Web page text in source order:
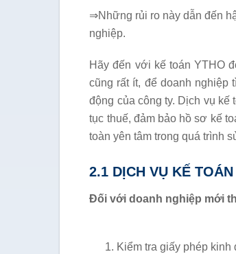
⇒Những rủi ro này dẫn đến
nghiệp.
Hãy đến với kế toán YTHO
cũng rất ít, để doanh nghiệp
động của công ty. Dịch vụ
tục thuế, đảm bảo hồ sơ kế
toàn yên tâm trong quá trình
2.1 DỊCH VỤ KẾ
Đối với doanh nghiệp mới
Kiểm tra giấy phép kinh